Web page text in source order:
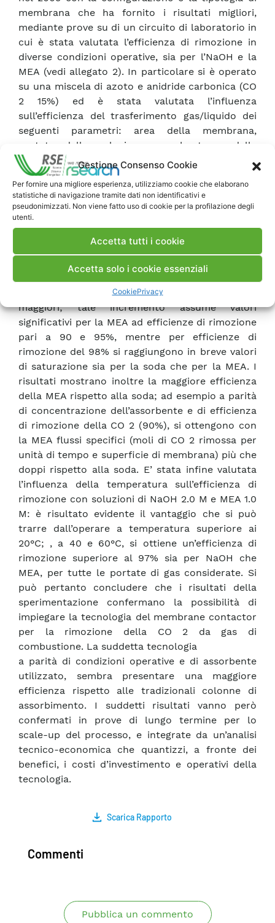
Gestione Consenso Cookie
Per fornire una migliore esperienza, utilizziamo cookie che elaborano
statistiche di navigazione tramite dati non identificativi e
pseudonimizzati. Non viene fatto uso di cookie per la profilazione degli
utenti.
Accetta tutti i cookie
Accetta solo i cookie essenziali
CookiePrivacy
membrana che ha fornito i risultati migliori,
mediante prove su di un circuito di laboratorio in
cui è stata valutata l’efficienza di rimozione in
diverse condizioni operative, sia per l’NaOH e la
MEA (vedi allegato 2). In particolare si è operato
su una miscela di azoto e anidride carbonica (CO
2 15%) ed è stata valutata l’influenza
sull’efficienza del trasferimento gas/liquido dei
seguenti parametri: area della membrana,
portata della soluzione assorbente e della
miscela gassosa (rapporto L/G da 1 a 20);
concentrazione di NaOH e MEA nell’intervallo
0.1.- 3 M; temperatura nell’intervallo 20-60°C . I
risultati indicano che, a temperatura ambiente,
anche per basse concentrazioni di NaOH e MEA,
molto elevata (superiore al 90%), operando con
basse portate di gas trattato (rapporto L/G di 10).
si è in grado di trattare portate di gas sempre
maggiori; tale incremento assume valori
significativi per la MEA ad efficienze di rimozione
pari a 90 e 95%, mentre per efficienze di
rimozione del 98% si raggiungono in breve valori
di saturazione sia per la soda che per la MEA. I
risultati mostrano inoltre la maggiore efficienza
della MEA rispetto alla soda; ad esempio a parità
di concentrazione dell’assorbente e di efficienza
di rimozione della CO 2 (90%), si ottengono con
la MEA flussi specifici (moli di CO 2 rimossa per
unità di tempo e superficie di membrana) più che
doppi rispetto alla soda. E’ stata infine valutata
l’influenza della temperatura sull’efficienza di
rimozione con soluzioni di NaOH 2.0 M e MEA 1.0
M: è risultato evidente il vantaggio che si può
trarre dall’operare a temperatura superiore ai
20°C; , a 40 e 60°C, si ottiene un’efficienza di
rimozione superiore al 97% sia per NaOH che
MEA, per tutte le portate di gas considerate. Si
può pertanto concludere che i risultati della
sperimentazione confermano la possibilità di
impiegare la tecnologia del membrane contactor
per la rimozione della CO 2 da gas di
combustione. La suddetta tecnologia
a parità di condizioni operative e di assorbente
utilizzato, sembra presentare una maggiore
efficienza rispetto alle tradizionali colonne di
assorbimento. I suddetti risultati vanno però
confermati in prove di lungo termine per lo
scale-up del processo, e integrate da un’analisi
tecnico-economica che quantizzi, a fronte dei
benefici, i costi d’investimento e operativi della
tecnologia.
Scarica Rapporto
Commenti
Pubblica un commento